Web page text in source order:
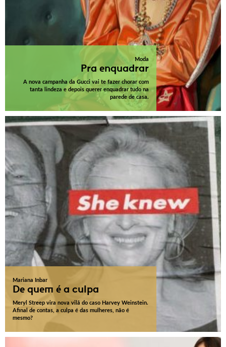
Moda
Pra enquadrar
A nova campanha da Gucci vai te fazer chorar com
tanta lindeza e depois querer enquadrar tudo na
parede de casa.
Mariana Inbar
De quem é a culpa
Meryl Streep vira nova vilã do caso Harvey Weinstein.
Afinal de contas, a culpa é das mulheres, não é
mesmo?